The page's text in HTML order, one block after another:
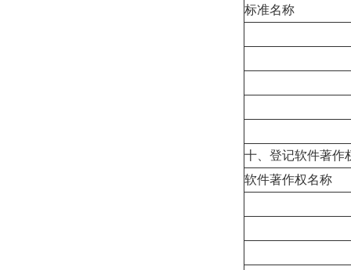
标准名称
十、登记软件著作
软件著作权名称